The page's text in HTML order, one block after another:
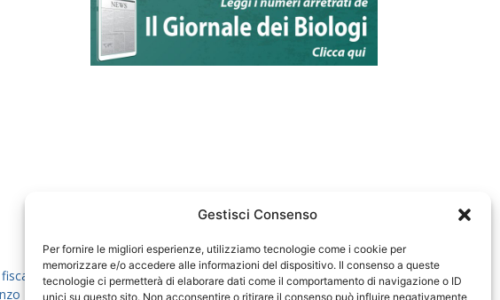
Gestisci Consenso
Per fornire le migliori esperienze, utilizziamo tecnologie come i cookie per
memorizzare e/o accedere alle informazioni del dispositivo. Il consenso a queste
tecnologie ci permetterà di elaborare dati come il comportamento di navigazione o ID
unici su questo sito. Non acconsentire o ritirare il consenso può influire negativamente
80069130583
D'Anna